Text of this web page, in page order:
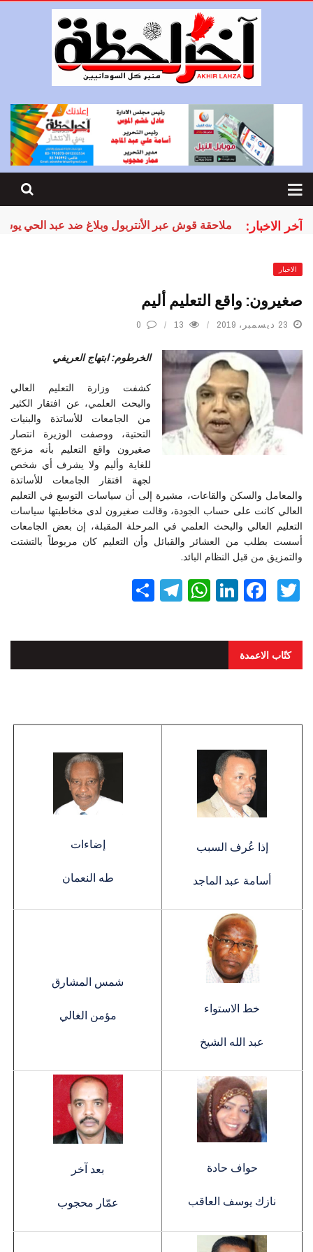
آخر الاخبار: ملاحقة قوش عبر الأنتربول وبلاغ ضد عبد الحي
الاخبار
صغيرون: واقع التعليم أليم
23 ديسمبر، 2019 13
0
الخرطوم: ابتهاج العريفي
كشفت وزارة التعليم العالي
والبحث العلمي، عن افتقار الكثير
من الجامعات للأساتذة والبنيات
التحتية، ووصفت الوزيرة انتصار
صغيرون واقع التعليم بأنه مزعج
للغاية وأليم ولا يشرف أي شخص
لجهة افتقار الجامعات للأساتذة
والمعامل والسكن والقاعات، مشيرة إلى أن سياسات التوسع في التعليم
العالي كانت على حساب الجودة، وقالت صغيرون لدى مخاطبتها سياسات
التعليم العالي والبحث العلمي في المرحلة المقبلة، إن بعض الجامعات
أسست بطلب من العشائر والقبائل وأن التعليم كان مربوطاً بالتشتت
والتمزيق من قبل النظام البائد.
Twitter
Facebook
LinkedIn
WhatsApp
Telegram
كتّاب الاعمدة
إذا عُرف السبب
أسامة عبد الماجد
إضاءات
طه النعمان
خط الاستواء
عبد الله الشيخ
شمس المشارق
مؤمن الغالي
حواف حادة
نازك يوسف العاقب
بعد آخر
عمّار محجوب